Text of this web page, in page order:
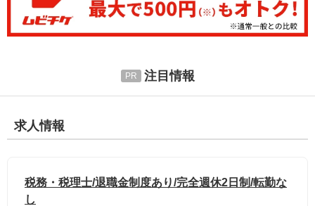
注目情報
求人情報
税務・税理士/退職金制度あり/完全週休2日制/転勤な
し